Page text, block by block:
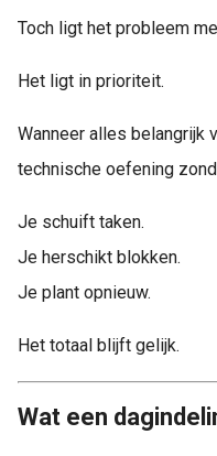
Toch ligt het probleem
Het ligt in prioriteit.
Wanneer alles belangrijk
technische oefening
Je schuift taken.
Je herschikt blokken.
Je plant opnieuw.
Het totaal blijft gelijk.
Wat een